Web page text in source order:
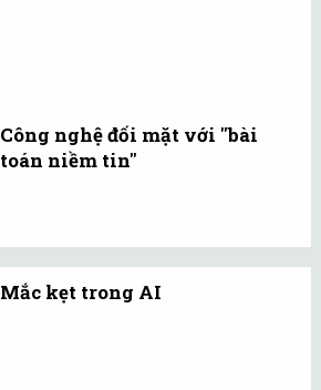
Công nghệ đối mặt với "bài
toán niềm tin"
Mắc kẹt trong AI